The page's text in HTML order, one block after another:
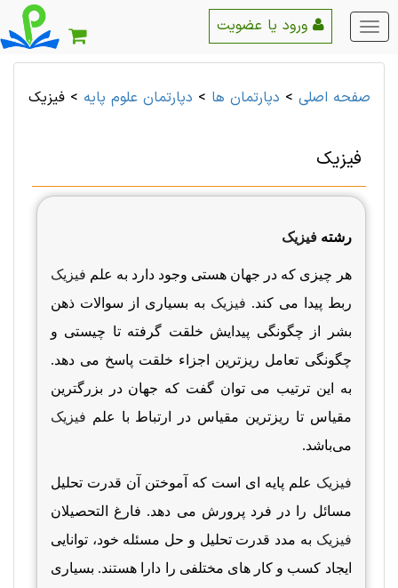
منو
اصلی
صفحه اصلی > دپارتمان ها > دپارتمان علوم پايه >فیزیک
فیزیک
رشتهفیزیک
هر چیزی که در جهان هستی وجود دارد به علم فیزیک
ربط پیدا می کند. فیزیک به بسیاری از سوالات ذهن
بشر از چگونگی پیدایش خلقت گرفته تا چیستی و
چگونگی تعامل ریزترین اجزاء خلقت پاسخ می دهد.
به این ترتیب می توان گفت که جهان در بزرگترین
مقیاس تا ریزترین مقیاس در ارتباط با علم فیزیک
می‌باشد.
فیزیک علم پایه ای است که آموختن آن قدرت تحلیل
مسائل را در فرد پرورش می دهد. فارغ التحصیلان
فیزیک به مدد قدرت تحلیل و حل مسئله خود، توانایی
ایجاد کسب و کار های مختلفی را دارا هستند. بسیاری